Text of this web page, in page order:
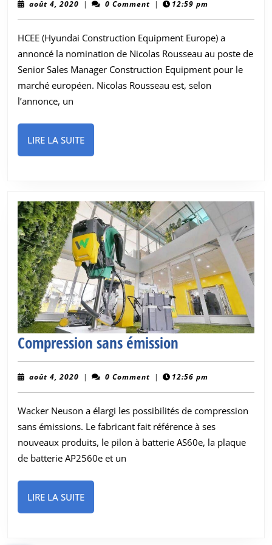
des
ventes
senior
chez
Hyundai
Construction
Europe
août 4, 2020 août
| 0 Comment | 12:59 pm
HCEE (Hyundai Construction Equipment Europe) a
annoncé la nomination de Nicolas Rousseau au poste de
Senior Sales Manager Construction Equipment pour le
marché européen. Nicolas Rousseau est, selon
l’annonce, un
LIRE LA SUITELIRE
LA
Compression sans émission
sans
émission
août 4, 2020 août
| 0 Comment | 12:56 pm
Wacker Neuson a élargi les possibilités de compression
sans émissions. Le fabricant fait référence à ses
nouveaux produits, le pilon à batterie AS60e, la plaque
de batterie AP2560e et un
LIRE LA SUITELIRE
LA